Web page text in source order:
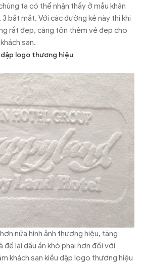
ta có thể nhận thấy ở mẫu khăn
bắt mắt. Với các đường kẻ này thì khi
rất đẹp, càng tôn thêm vẻ đẹp cho
sạn.
dập logo thương hiệu
nữa hình ảnh thương hiệu, tăng
để lại dấu ấn khó phai hơn đối với
khách sạn kiều dập logo thương hiệu